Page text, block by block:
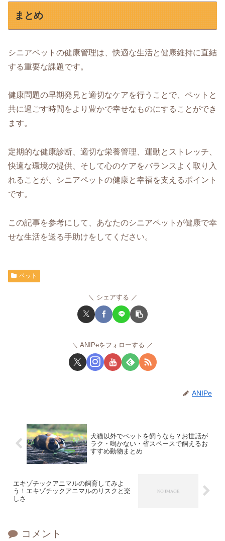
まとめ
シニアペットの健康管理は、快適な生活と健康維持に直結
する重要な課題です。
健康問題の早期発見と適切なケアを行うことで、ペットと
共に過ごす時間をより豊かで幸せなものにすることができ
ます。
定期的な健康診断、適切な栄養管理、運動とストレッチ、
快適な環境の提供、そして心のケアをバランスよく取り入
れることが、シニアペットの健康と幸福を支えるポイント
です。
この記事を参考にして、あなたのシニアペットが健康で幸
せな生活を送る手助けをしてください。
ペット
シェアする
ANIPeをフォローする
ANIPe
犬猫以外でペットを飼うなら？お世話が
ラク・鳴かない・省スペースで飼えるお
すすめ動物まとめ
エキゾチックアニマルの飼育してみよ
う！エキゾチックアニマルのリスクと楽
しさ
コメント